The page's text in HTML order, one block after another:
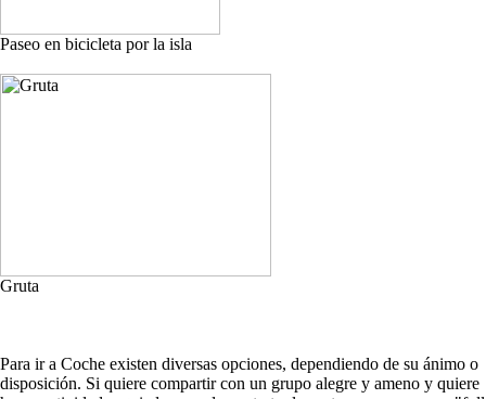
Paseo en bicicleta por la isla
Gruta
Para ir a Coche existen diversas opciones, dependiendo de su ánimo o
disposición. Si quiere compartir con un grupo alegre y ameno y quiere